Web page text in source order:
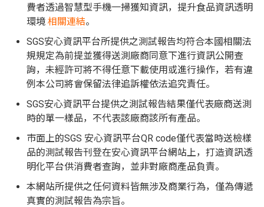
費者透過智慧型手機一掃獲知資訊，提升食品資訊透明
環境 相關連結。
SGS安心資訊平台所提供之測試報告均符合本國相關法
規規定為前提並獲得送測廠商同意下進行資訊公開查
詢，未經許可將不得任意下載使用或進行操作，若有違
例本公司將會保留法律追訴權依法追究責任。
SGS安心資訊平台提供之測試報告結果僅代表廠商送測
時的單一樣品，不代表該廠商該所有產品。
市面上的SGS 安心資訊平台QR code僅代表當時送檢樣
品的測試報告刊登在安心資訊平台網站上，打造資訊透
明化平台供消費者查詢，並非對廠商產品負責。
本網站所提供之任何資料皆無涉及商業行為，僅為傳遞
真實的測試報告為宗旨。